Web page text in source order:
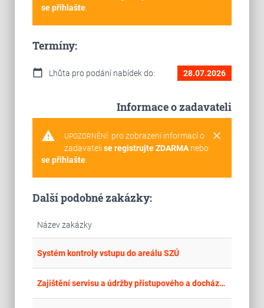
se přihlašte.
Termíny:
calendar_today Lhůta pro podání nabídek do: 28.07.2026
Informace o zadavateli
warning clear
UPOZORNĚNÍ: pro zobrazení informací o
zadavateli se registrujte ZDARMAnebo
se přihlašte.
Další podobné zakázky:
Název zakázky
Systém kontroly vstupu do areálu SZÚ
Zajištění servisu a údržby přístupového a docházkového systému v budově Ústředí ÚZSVM